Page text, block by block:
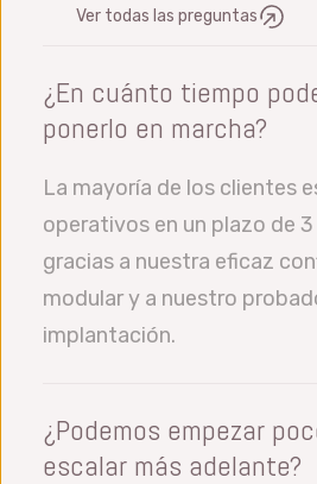
Ver todas las preguntas
¿En cuánto tiempo
ponerlo en marcha?
La mayoría de los clientes
operativos en un plazo de 3
gracias a nuestra eficaz
modular y a nuestro
implantación.
¿Podemos empezar
escalar más adelante?